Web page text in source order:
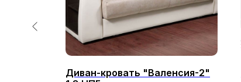
Диван-кровать "Валенсия-2"